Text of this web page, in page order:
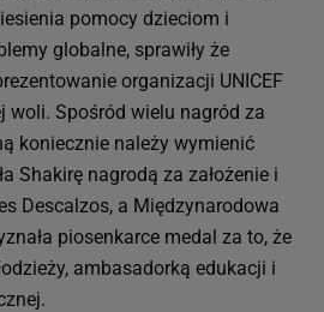
pomocy dzieciom i
globalne, sprawiły że
organizacji UNICEF
woli. Spośród wielu nagród za
koniecznie należy wymienić
Shakirę nagrodą za założenie i
Descalzos, a Międzynarodowa
piosenkarce medal za to, że
ambasadorką edukacji i